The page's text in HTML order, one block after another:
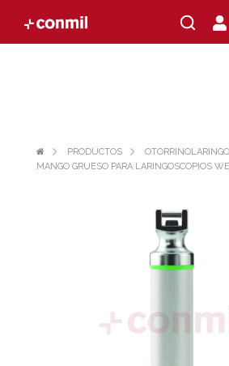
PRODUCTOS
MANGO GRUESO PARA LARINGOSCOPIOS